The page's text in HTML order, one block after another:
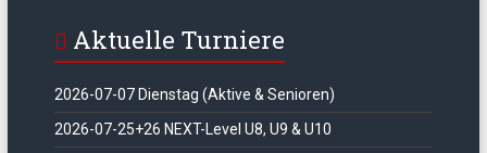
Aktuelle Turniere
2026-07-07 Dienstag (Aktive & Senioren)
2026-07-25+26 NEXT-Level U8, U9 & U10